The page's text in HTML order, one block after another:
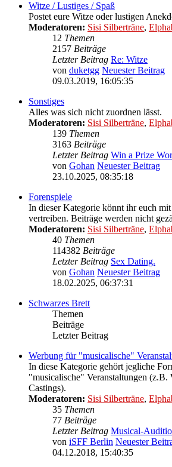
Witze / Lustiges / Spaß
Postet eure Witze oder lustigen
Moderatoren: Sisi Silberträne,
12 Themen
2157 Beiträge
Letzter Beitrag Re: Witze
von duketgg Neuester Beitrag
09.03.2019, 16:05:35
Sonstiges
Alles was sich nicht zuordnen lässt.
Moderatoren: Sisi Silberträne,
139 Themen
3163 Beiträge
Letzter Beitrag Win a Prize
von Gohan Neuester Beitrag
23.10.2025, 08:35:18
Forenspiele
In dieser Kategorie könnt ihr euch
vertreiben. Beiträge werden nicht
Moderatoren: Sisi Silberträne,
40 Themen
114382 Beiträge
Letzter Beitrag Sex Dating.
von Gohan Neuester Beitrag
18.02.2025, 06:37:31
Schwarzes Brett
Themen
Beiträge
Letzter Beitrag
Werbung für "musicalische"
In diese Kategorie gehört jegliche
"musicalische" Veranstaltungen (z.B.
Castings).
Moderatoren: Sisi Silberträne,
35 Themen
77 Beiträge
Letzter Beitrag Musical-
von iSFF Berlin Neuester
04.12.2018, 15:40:35